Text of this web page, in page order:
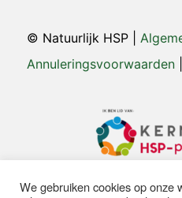
© Natuurlijk HSP |
Annuleringsvoorwaarden|
We gebruiken cookies op onze